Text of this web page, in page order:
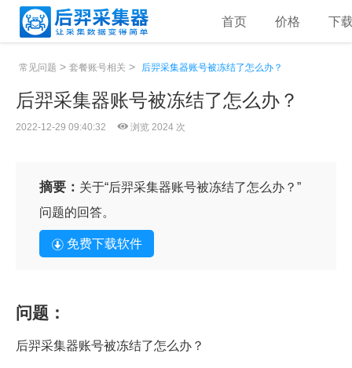
首页 价格 下
常见问题 > 套餐账号相关 > 后羿采集器账号被冻结了怎么办？
后羿采集器账号被冻结了怎么办？
2022-12-29 09:40:32 浏览 2024 次
摘要： 关于“后羿采集器账号被冻结了怎么办？”
问题的回答。
免费下载软件
问题：
后羿采集器账号被冻结了怎么办？